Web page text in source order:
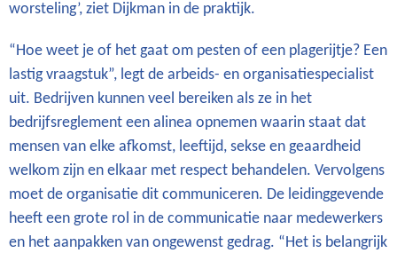
worsteling’, ziet Dijkman in de praktijk.
“Hoe weet je of het gaat om pesten of een plagerijtje? Een
lastig vraagstuk”, legt de arbeids- en organisatiespecialist
uit. Bedrijven kunnen veel bereiken als ze in het
bedrijfsreglement een alinea opnemen waarin staat dat
mensen van elke afkomst, leeftijd, sekse en geaardheid
welkom zijn en elkaar met respect behandelen. Vervolgens
moet de organisatie dit communiceren. De leidinggevende
heeft een grote rol in de communicatie naar medewerkers
en het aanpakken van ongewenst gedrag. “Het is belangrijk